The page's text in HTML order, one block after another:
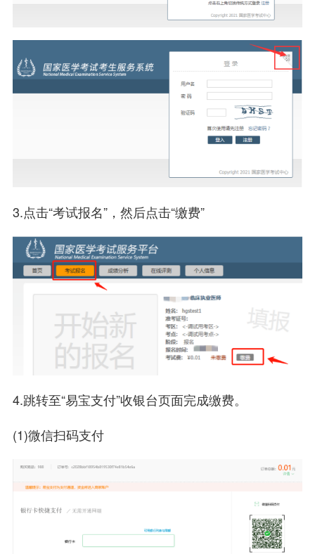
3.点击“考试报名”，然后点击“缴费”
4.跳转至“易宝支付”收银台页面完成缴费。
(1)微信扫码支付